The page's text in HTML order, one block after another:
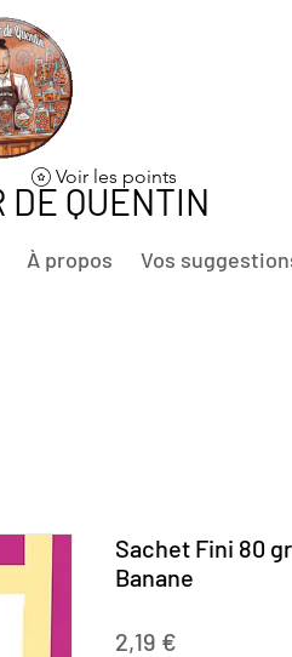
DE QUENTIN
Voir les points
À propos Vos
Sachet Fini 80
Banane
2,19 €